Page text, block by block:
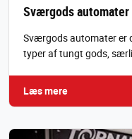
Sværgods automater
Sværgods automater er
typer af tungt gods,
Læs mere